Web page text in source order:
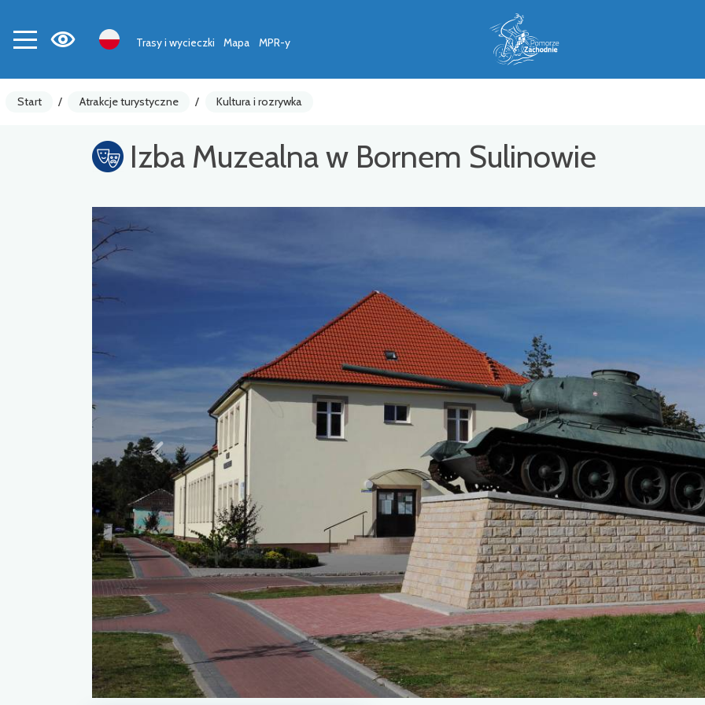
Trasy i wycieczki Mapa MPR-y
Start / Atrakcje turystyczne / Kultura i rozrywka
Izba Muzealna w Bornem Sulinowie